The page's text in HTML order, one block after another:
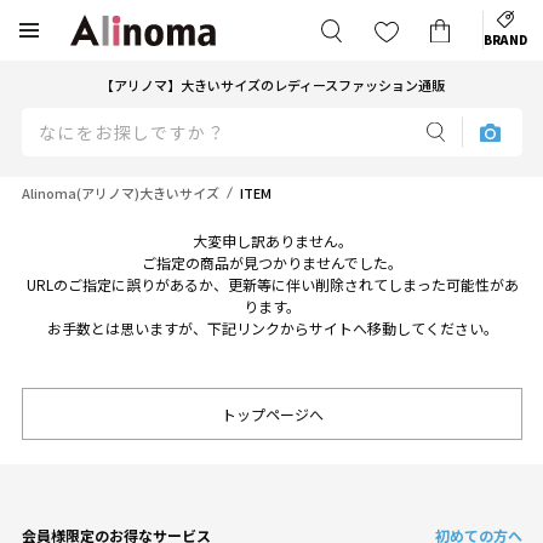
BRAND
【アリノマ】大きいサイズのレディースファッション通販
Alinoma(アリノマ)大きいサイズ ITEM
大変申し訳ありません。
ご指定の商品が見つかりませんでした。
URLのご指定に誤りがあるか、更新等に伴い削除されてしまった可能性があ
ります。
お手数とは思いますが、下記リンクからサイトへ移動してください。
トップページへ
会員様限定のお得なサービス 初めての方へ